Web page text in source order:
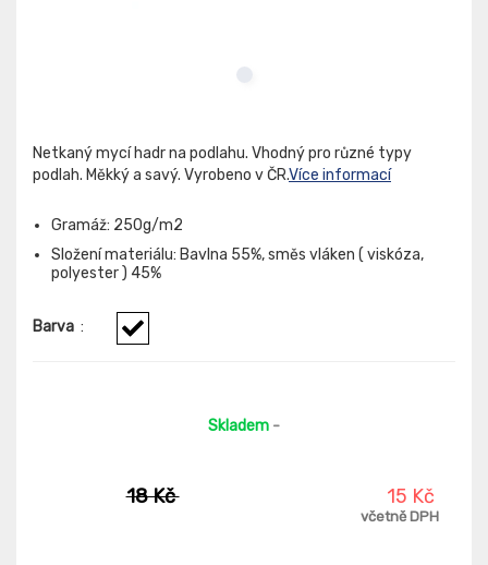
Netkaný mycí hadr na podlahu. Vhodný pro různé typy
podlah. Měkký a savý. Vyrobeno v ČR.Více informací
Gramáž: 250g/m2
Složení materiálu: Bavlna 55%, směs vláken ( viskóza,
polyester ) 45%
Barva :
Skladem -
18 Kč 15 Kč
včetně DPH